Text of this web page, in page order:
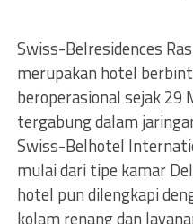
Swiss-Belresidences
merupakan hotel
beroperasional sejak 29
tergabung dalam
Swiss-Belhotel
mulai dari tipe kamar
hotel pun dilengkapi
kolam renang dan